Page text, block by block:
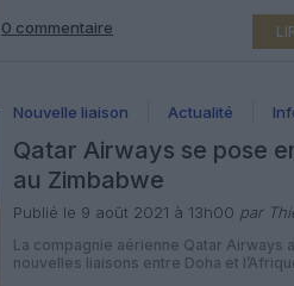
Zambie Lusaka à Ndola et Solwezi avant
l’Afrique du Sud et le Zimbabwe. A partir
2021 au lieu de fin septembre comme
0 commentaire
Nouvelle liaison Actualité
Qatar Airways se pose
au Zimbabwe
Publié le 9 août 2021 à 13h00 par
La compagnie aérienne Qatar Airways
nouvelles liaisons entre Doha et